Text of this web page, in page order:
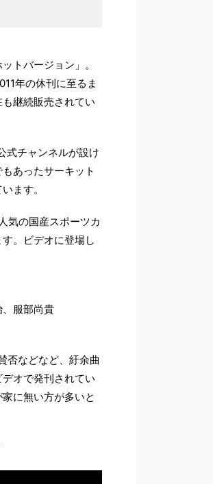
トバージョン」。
年の休刊に至るま
継続販売されてい
式チャンネルが設け
あったサーキット
ます。
気の国産スポーツカ
。ビデオに登場し
服部尚貴
否などなど、紆余曲
オで発刊されてい
に無い方が多いと